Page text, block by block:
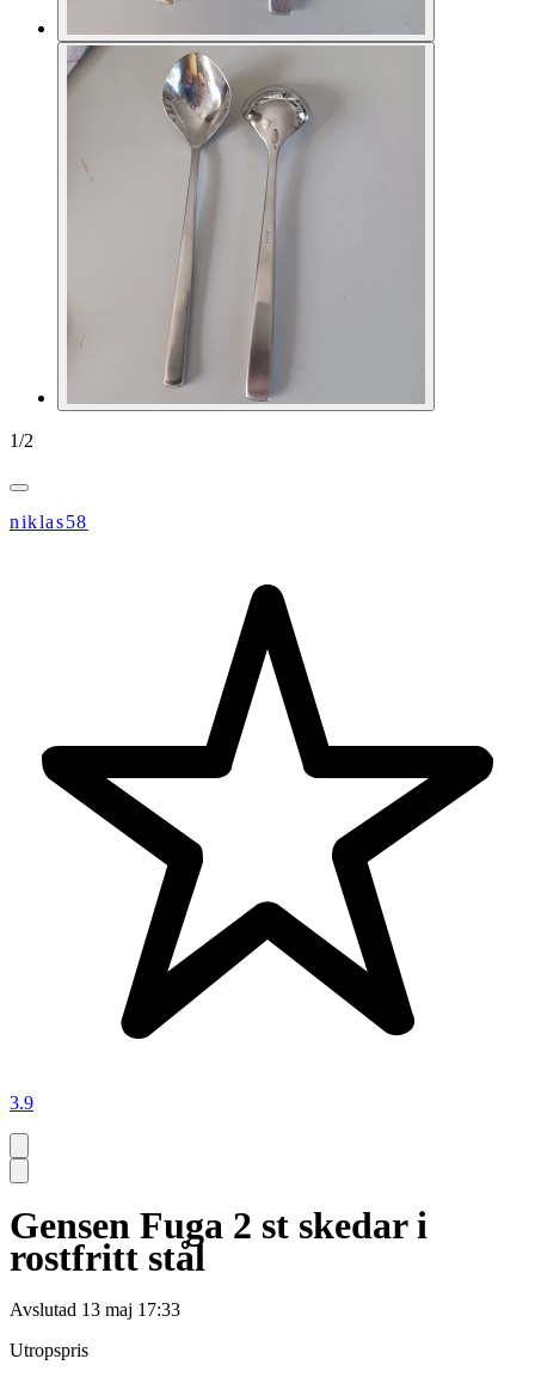
1/2
niklas58
3.9
Gensen Fuga 2 st skedar i
rostfritt stål
Avslutad 13 maj 17:33
Utropspris